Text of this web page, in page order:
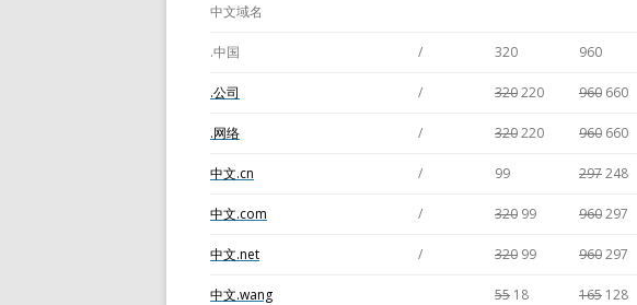
中文域名
.中国 / 320 960
.公司 / 320220 960 660
.网络 / 320220 960 660
中文.cn / 99 297248
中文.com / 320 99 960297
中文.net / 320 99 960297
中文.wang 55 18 165 128